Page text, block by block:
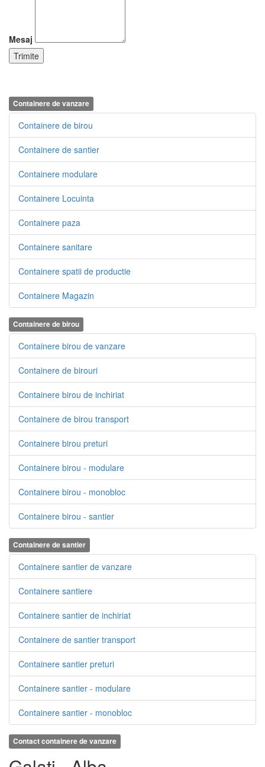
Mesaj
Containere de vanzare
Containere de birou
Containere de santier
Containere modulare
Containere Locuinta
Containere paza
Containere sanitare
Containere spatii de productie
Containere Magazin
Containere de birou
Containere birou de vanzare
Containere de birouri
Containere birou de inchiriat
Containere de birou transport
Containere birou preturi
Containere birou - modulare
Containere birou - monobloc
Containere birou - santier
Containere de santier
Containere santier de vanzare
Containere santiere
Containere santier de inchiriat
Containere de santier transport
Containere santier preturi
Containere santier - modulare
Containere santier - monobloc
Contact containere de vanzare